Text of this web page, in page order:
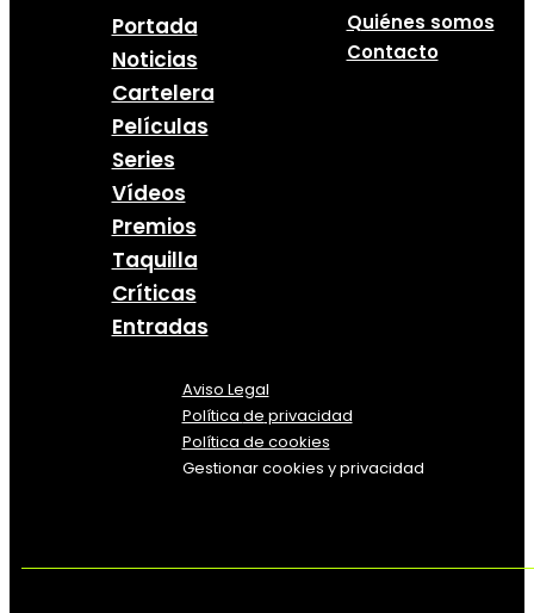
Portada
Noticias
Cartelera
Películas
Series
Vídeos
Premios
Taquilla
Críticas
Entradas
Quiénes somos
Contacto
Aviso Legal
Política de privacidad
Política de cookies
Gestionar cookies y privacidad